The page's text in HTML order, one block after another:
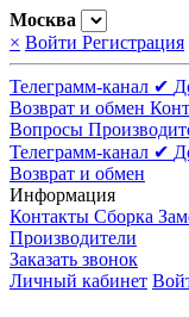
Москва
× Войти Регистрация
Телеграмм-канал ✔
Возврат и обмен
Вопросы
Телеграмм-канал ✔
Возврат и обмен
Информация
Контакты Сборка
Производители
Заказать звонок
Личный кабинет